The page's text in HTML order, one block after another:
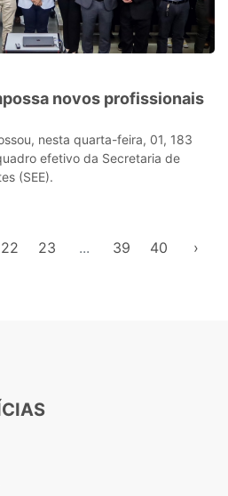
novos profissionais
nesta quarta-feira, 01, 183
efetivo da Secretaria de
(SEE).
22 23 ... 39 40 ›